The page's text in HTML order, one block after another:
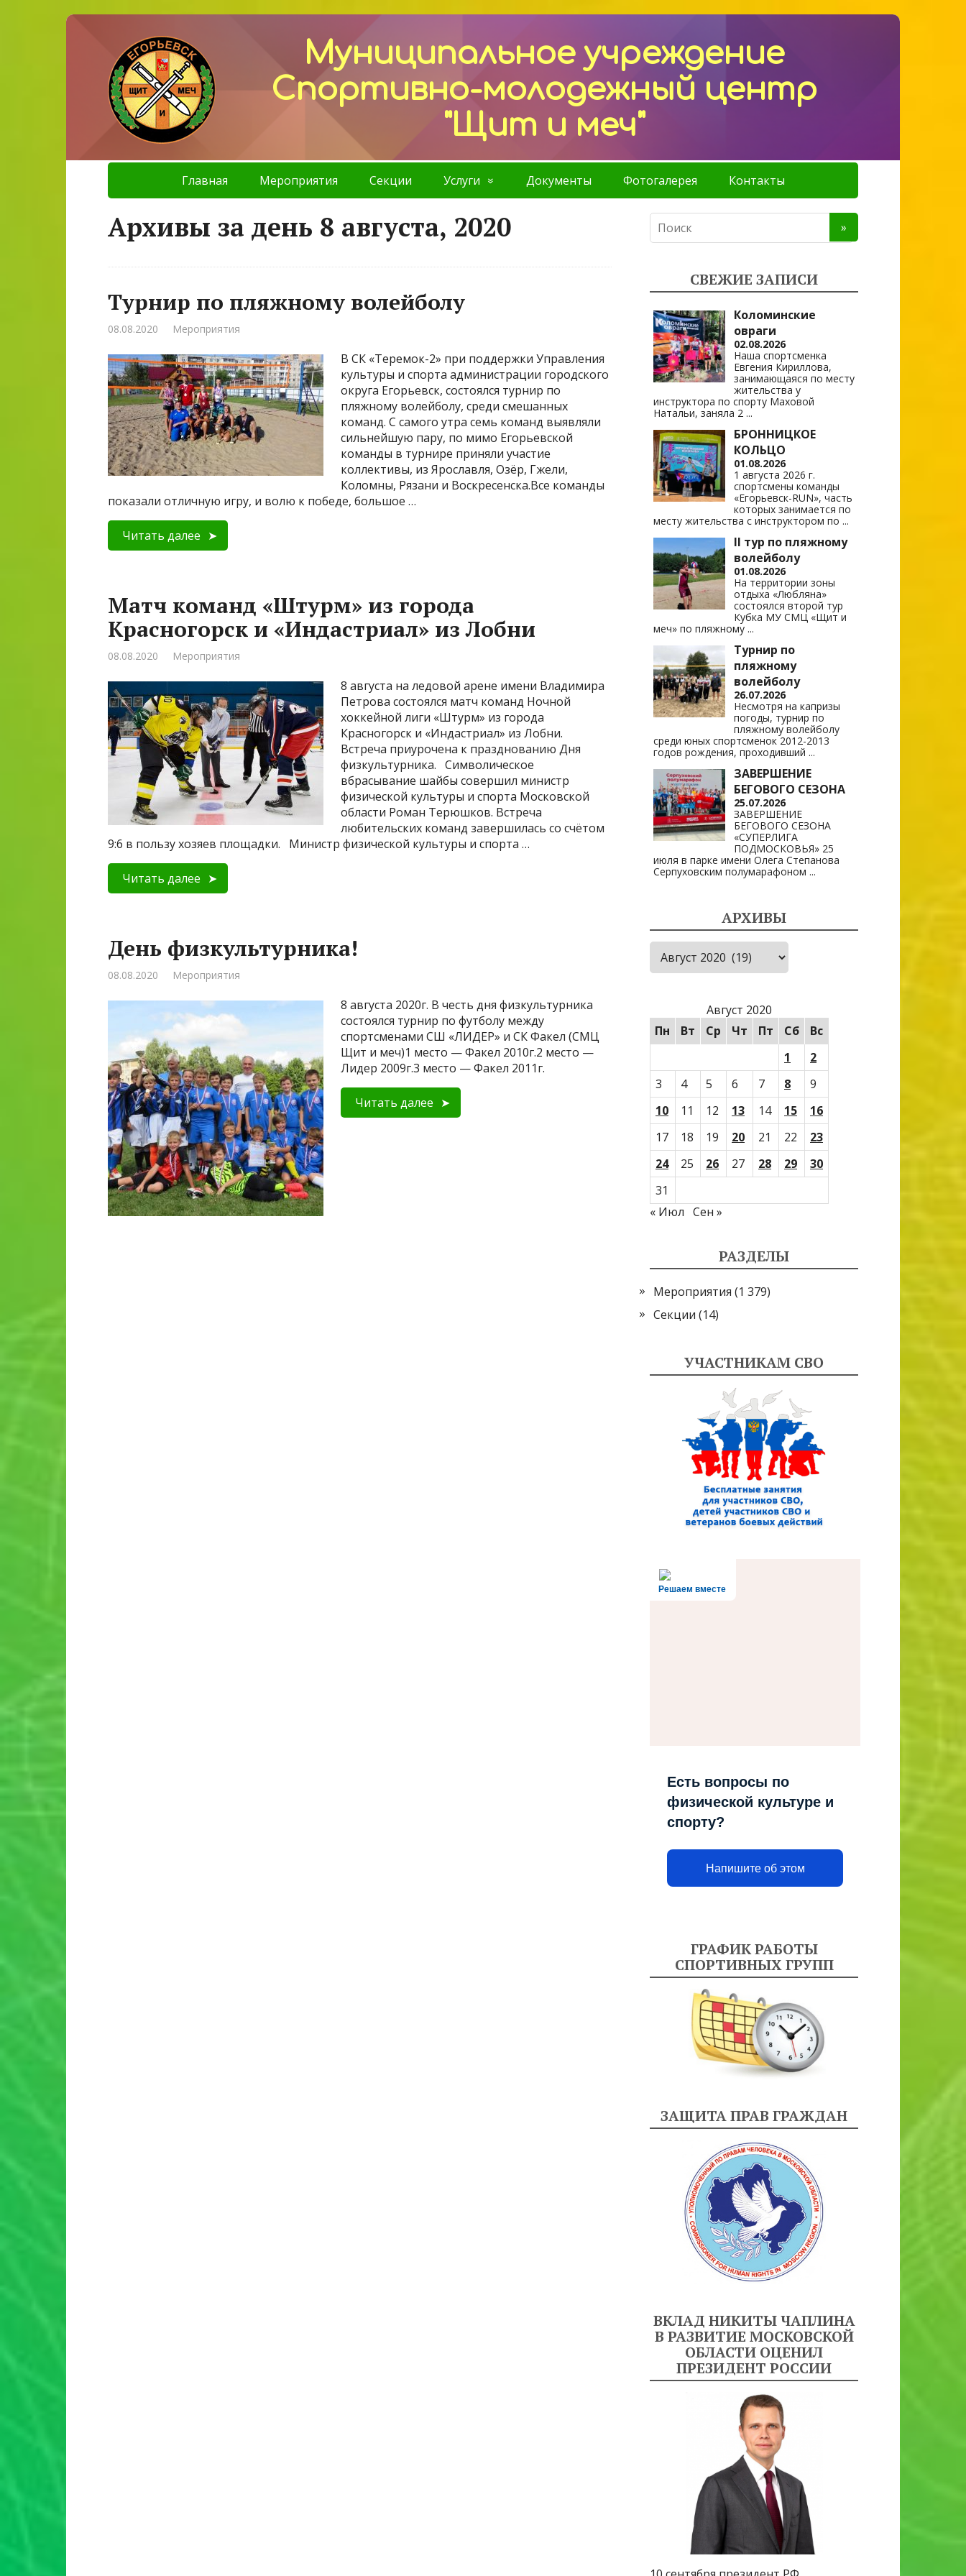
Муниципальное учреждение
Спортивно-молодежный центр
"Щит и меч"
Главная Мероприятия Секции Услуги Документы Фотогалерея Контакты
Архивы за день 8 августа, 2020
Турнир по пляжному волейболу
08.08.2020 Мероприятия
В СК «Теремок-2» при поддержки Управления
культуры и спорта администрации городского
округа Егорьевск, состоялся турнир по
пляжному волейболу, среди смешанных
команд. С самого утра семь команд выявляли
сильнейшую пару, по мимо Егорьевской
команды в турнире приняли участие
коллективы, из Ярославля, Озёр, Гжели,
Коломны, Рязани и Воскресенска.Все команды
показали отличную игру, и волю к победе, большое …
Читать далее
Матч команд «Штурм» из города
Красногорск и «Индастриал» из Лобни
08.08.2020 Мероприятия
8 августа на ледовой арене имени Владимира
Петрова состоялся матч команд Ночной
хоккейной лиги «Штурм» из города
Красногорск и «Индастриал» из Лобни.
Встреча приурочена к празднованию Дня
физкультурника.⠀Символическое
вбрасывание шайбы совершил министр
физической культуры и спорта Московской
области Роман Терюшков. Встреча
любительских команд завершилась со счётом
9:6 в пользу хозяев площадки.⠀Министр физической культуры и спорта …
Читать далее
День физкультурника!
08.08.2020 Мероприятия
8 августа 2020г. В честь дня физкультурника
состоялся турнир по футболу между
спортсменами СШ «ЛИДЕР» и СК Факел (СМЦ
Щит и меч)1 место — Факел 2010г.2 место —
Лидер 2009г.3 место — Факел 2011г.
Читать далее
СВЕЖИЕ ЗАПИСИ
Коломинские
овраги
02.08.2026
Наша спортсменка
Евгения Кириллова,
занимающаяся по месту
жительства у
инструктора по спорту Маховой
Натальи, заняла 2 ...
БРОННИЦКОЕ
КОЛЬЦО
01.08.2026
1 августа 2026 г.
спортсмены команды
«Егорьевск-RUN», часть
которых занимается по
месту жительства с инструктором по ...
II тур по пляжному
волейболу
01.08.2026
На территории зоны
отдыха «Любляна»
состоялся второй тур
Кубка МУ СМЦ «Щит и
меч» по пляжному ...
Турнир по
пляжному
волейболу
26.07.2026
Несмотря на капризы
погоды, турнир по
пляжному волейболу
среди юных спортсменок 2012-2013
годов рождения, проходивший ...
ЗАВЕРШЕНИЕ
БЕГОВОГО СЕЗОНА
25.07.2026
ЗАВЕРШЕНИЕ
БЕГОВОГО СЕЗОНА
«СУПЕРЛИГА
ПОДМОСКОВЬЯ» 25
июля в парке имени Олега Степанова
Серпуховским полумарафоном ...
АРХИВЫ
Архивы
Август 2020
Пн
Вт Ср Чт Пт Сб
Вс
1
2
3
4 5 6 7 8
9
10
11 12 13 14 15
16
17
18 19 20 21 22
23
24
25 26 27 28 29
30
31
« Июл Сен »
РАЗДЕЛЫ
Мероприятия (1 379)
Секции (14)
УЧАСТНИКАМ СВО
Решаем вместе
Есть вопросы по
физической культуре и
спорту?
Напишите об этом
ГРАФИК РАБОТЫ
СПОРТИВНЫХ ГРУПП
ЗАЩИТА ПРАВ ГРАЖДАН
ВКЛАД НИКИТЫ ЧАПЛИНА
В РАЗВИТИЕ МОСКОВСКОЙ
ОБЛАСТИ ОЦЕНИЛ
ПРЕЗИДЕНТ РОССИИ